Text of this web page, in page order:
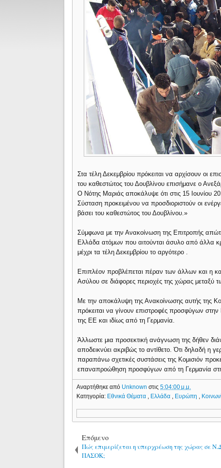
Στα τέλη Δεκεμβρίου πρόκειται να αρχίσουν οι
του καθεστώτος του Δουβλίνου επισήμανε ο
Ο Νότης Μαριάς αποκάλυψε ότι στις 15 Ιουνίου
Σύσταση προκειμένου να προσδιοριστούν οι
βάσει του καθεστώτος του Δουβλίνου.»
Σύμφωνα με την Ανακοίνωση της Επιτροπής
Ελλάδα ατόμων που αιτούνται άσυλο από άλλα
μέχρι τα τέλη Δεκεμβρίου το αργότερο .
Επιπλέον προβλέπεται πέραν των άλλων και η
Ασύλου σε διάφορες περιοχές της χώρας μεταξύ
Με την αποκάλυψη της Ανακοίνωσης αυτής της
πρόκειται να γίνουν επιστροφές προσφύγων
της ΕΕ και ιδίως από τη Γερμανία.
Άλλωστε μια προσεκτική ανάγνωση της δήθεν
αποδεικνύει ακριβώς το αντίθετο. Ότι δηλαδή η
παραπάνω σχετικές συστάσεις της Κομισιόν
επαναπροώθηση προσφύγων από τη Γερμανία
Αναρτήθηκε από Unknownστις5:04:00 μ.μ.
Κατηγορία: Εθνικά Θέματα Ελλάδα Ευρώπη
Επόμενο
Πώς επιμερίζεται η υπερχρέωση της χώρας σε
ΠΑΣΟΚ;